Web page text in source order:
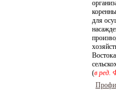
для
(в ред.